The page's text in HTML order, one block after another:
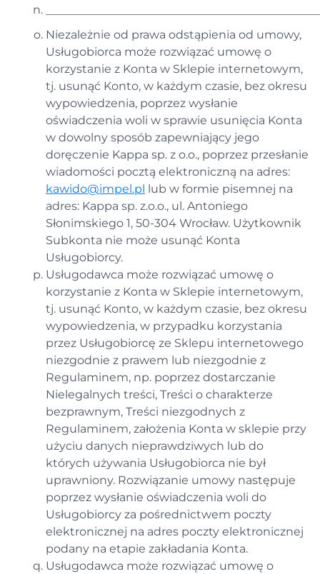
Niezależnie od prawa odstąpienia od umowy,
Usługobiorca może rozwiązać umowę o
korzystanie z Konta w Sklepie internetowym,
tj. usunąć Konto, w każdym czasie, bez okresu
wypowiedzenia, poprzez wysłanie
oświadczenia woli w sprawie usunięcia Konta
w dowolny sposób zapewniający jego
doręczenie Kappa sp. z o.o., poprzez przesłanie
wiadomości pocztą elektroniczną na adres:
kawido@impel.pl lub w formie pisemnej na
adres: Kappa sp. z.o.o., ul. Antoniego
Słonimskiego 1, 50-304 Wrocław. Użytkownik
Subkonta nie może usunąć Konta
Usługobiorcy.
Usługodawca może rozwiązać umowę o
korzystanie z Konta w Sklepie internetowym,
tj. usunąć Konto, w każdym czasie, bez okresu
wypowiedzenia, w przypadku korzystania
przez Usługobiorcę ze Sklepu internetowego
niezgodnie z prawem lub niezgodnie z
Regulaminem, np. poprzez dostarczanie
Nielegalnych treści, Treści o charakterze
bezprawnym, Treści niezgodnych z
Regulaminem, założenia Konta w sklepie przy
użyciu danych nieprawdziwych lub do
których używania Usługobiorca nie był
uprawniony. Rozwiązanie umowy następuje
poprzez wysłanie oświadczenia woli do
Usługobiorcy za pośrednictwem poczty
elektronicznej na adres poczty elektronicznej
podany na etapie zakładania Konta.
Usługodawca może rozwiązać umowę o